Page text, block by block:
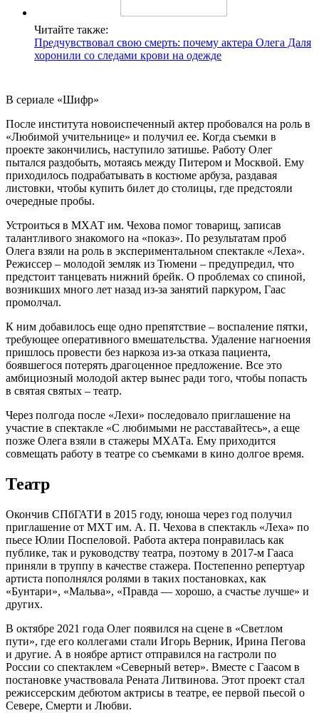
Читайте также:
Предчувствовал свою смерть: почему актера Олега Даля
хоронили со следами крови на одежде
В сериале «Шифр»
После института новоиспеченный актер пробовался на роль в
«Любимой учительнице» и получил ее. Когда съемки в
проекте закончились, наступило затишье. Работу Олег
пытался раздобыть, мотаясь между Питером и Москвой. Ему
приходилось подрабатывать в костюме арбуза, раздавая
листовки, чтобы купить билет до столицы, где предстояли
очередные пробы.
Устроиться в МХАТ им. Чехова помог товарищ, записав
талантливого знакомого на «показ». По результатам проб
Олега взяли на роль в экспериментальном спектакле «Леха».
Режиссер – молодой земляк из Тюмени – предупредил, что
предстоит танцевать нижний брейк. О проблемах со спиной,
возникших много лет назад из-за занятий паркуром, Гаас
промолчал.
К ним добавилось еще одно препятствие – воспаление пятки,
требующее оперативного вмешательства. Удаление нагноения
пришлось провести без наркоза из-за отказа пациента,
боявшегося потерять драгоценное предложение. Все это
амбициозный молодой актер вынес ради того, чтобы попасть
в святая святых – театр.
Через полгода после «Лехи» последовало приглашение на
участие в спектакле «С любимыми не расставайтесь», а еще
позже Олега взяли в стажеры МХАТа. Ему приходится
совмещать работу в театре со съемками в кино долгое время.
Театр
Окончив СПбГАТИ в 2015 году, юноша через год получил
приглашение от МХТ им. А. П. Чехова в спектакль «Леха» по
пьесе Юлии Поспеловой. Работа актера понравилась как
публике, так и руководству театра, поэтому в 2017-м Гааса
приняли в труппу в качестве стажера. Постепенно репертуар
артиста пополнялся ролями в таких постановках, как
«Бунтари», «Мальва», «Правда — хорошо, а счастье лучше» и
других.
В октябре 2021 года Олег появился на сцене в «Светлом
пути», где его коллегами стали Игорь Верник, Ирина Пегова
и другие. А в ноябре артист отправился на гастроли по
России со спектаклем «Северный ветер». Вместе с Гаасом в
постановке участвовала Рената Литвинова. Этот проект стал
режиссерским дебютом актрисы в театре, ее первой пьесой о
Севере, Смерти и Любви.